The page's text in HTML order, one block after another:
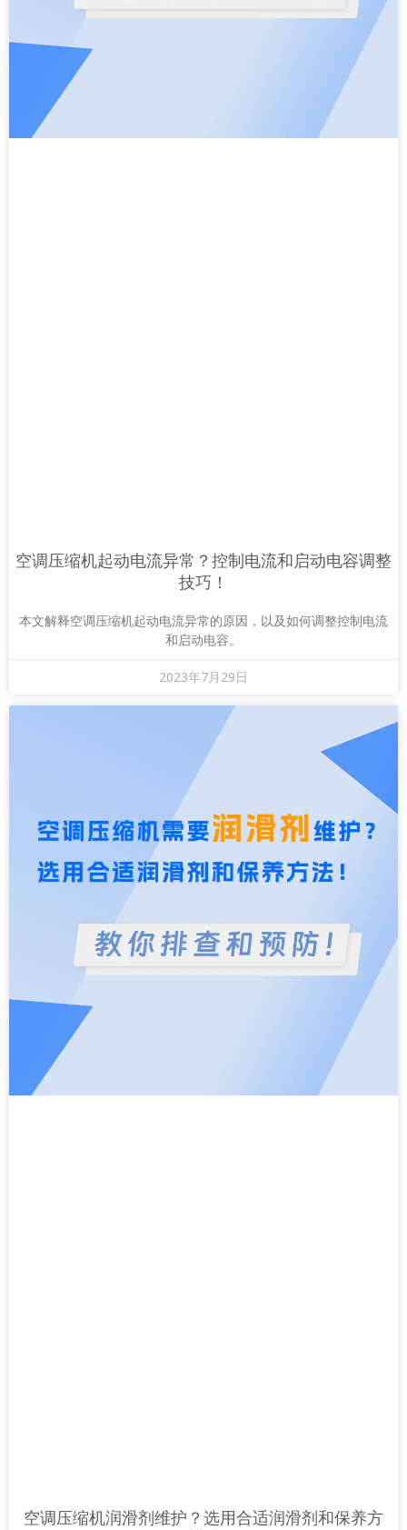
空调压缩机起动电流异常？控制电流和启动电容调整
技巧！
本文解释空调压缩机起动电流异常的原因，以及如何调整控制电流
和启动电容。
2023年7月29日
空调压缩机润滑剂维护？选用合适润滑剂和保养方